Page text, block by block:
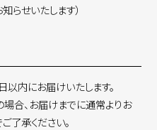
らせいたします）
以内にお届けいたします。
合、お届けまでに通常よりお
了承ください。